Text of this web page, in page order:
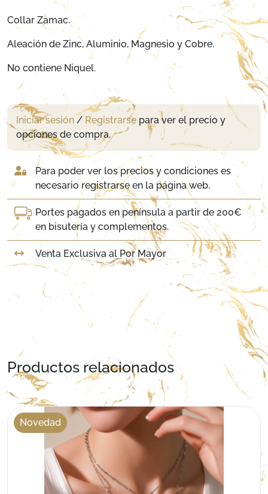
Collar Zamac.
Aleación de Zinc, Aluminio, Magnesio y Cobre.
No contiene Niquel.
Iniciar sesión/ Registrarse para ver el precio y
opciones de compra.
Para poder ver los precios y condiciones es
necesario registrarse en la página web.
Portes pagados en península a partir de 200€
en bisutería y complementos.
Venta Exclusiva al Por Mayor
Productos relacionados
Novedad